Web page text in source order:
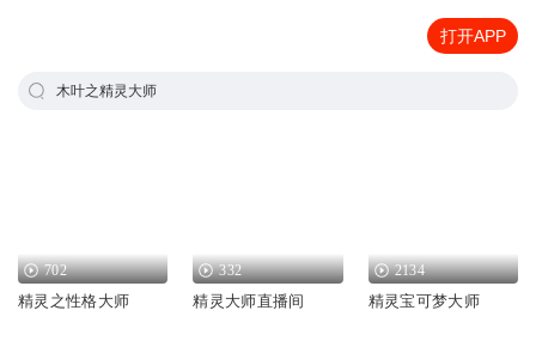
打开APP
木叶之精灵大师
702
精灵之性格大师
332
精灵大师直播间
2134
精灵宝可梦大师